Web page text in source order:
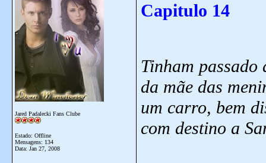
Jared Padalecki Fans Clube
Estado: Offline
Mensagens: 134
Data: Jan 27, 2008
Capitulo 14
Tinham passado
da mãe das
um carro, bem
com destino a